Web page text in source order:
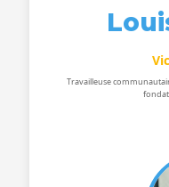
Travailleuse